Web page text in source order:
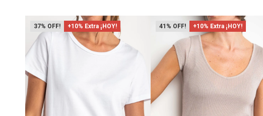
37 +10% Extra ¡HOY! 41 +10% Extra ¡HOY!